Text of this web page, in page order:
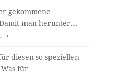
gekommene
man herunter…
→
diesen so speziellen
für…